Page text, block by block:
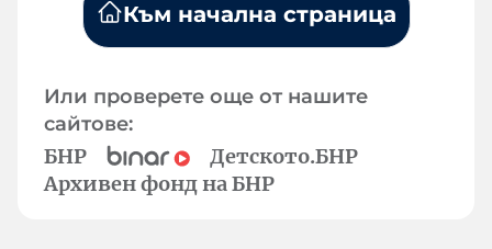
Към начална страница
Или проверете още от нашите
сайтове:
БНР
Детското.БНР
Архивен фонд на БНР